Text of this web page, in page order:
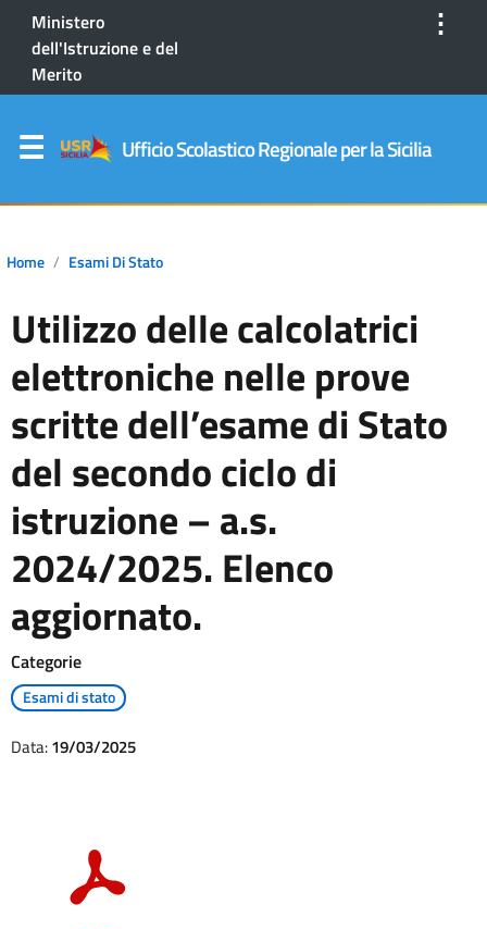
Ministero
dell'Istruzione e del
Merito
⋮
Ufficio Scolastico Regionale per la Sicilia
Home Esami Di Stato
Utilizzo delle calcolatrici
elettroniche nelle prove
scritte dell’esame di Stato
del secondo ciclo di
istruzione – a.s.
2024/2025. Elenco
aggiornato.
Categorie
Esami di stato
Data:19/03/2025